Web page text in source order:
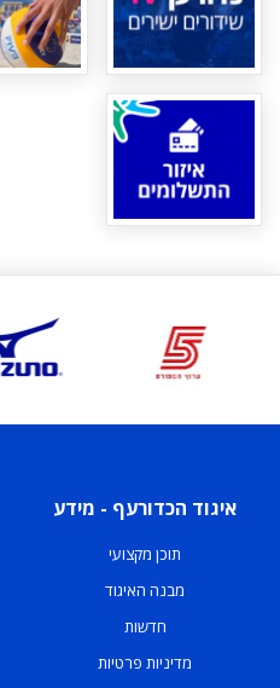
איגוד הכדורעף - מידע
תוכן מקצועי
מבנה האיגוד
חדשות
מדיניות פרטיות